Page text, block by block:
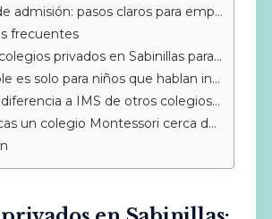
pasos claros para empezar en IMS
frecuentes
privados en Sabinillas para niños menores de 6 años?
es solo para niños que hablan inglés?
a IMS de otros colegios internacionales del Campo de Gibraltar?
un colegio Montessori cerca de Sotogrande?